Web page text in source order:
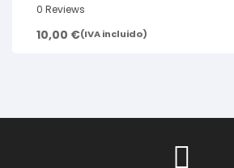
0 Reviews
10,00 €(IVA incluido)